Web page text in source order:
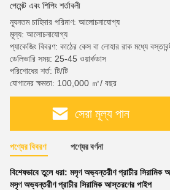
পেমেন্ট এবং শিপিং শর্তাবলী
ন্যূনতম চাহিদার পরিমাণ: আলোচনাযোগ্য
মূল্য: আলোচনাযোগ্য
প্যাকেজিং বিবরণ: কাঠের কেস বা লোহার রাক মধ্যে
ডেলিভারি সময়: 25-45 ওয়ার্কডাস
পরিশোধের শর্ত: টি/টি
যোগানের ক্ষমতা: 100,000 ㎡/ বছর
সেরা মূল্য পান
পণ্যের বিবরণ পণ্যের বর্ণনা
বিশেষভাবে তুলে ধরা: মসৃণ অভ্যন্তরীণ প্রাচীর সিরামিক
মসৃণ অভ্যন্তরীণ প্রাচীর সিরামিক আস্তরণের পাইপ